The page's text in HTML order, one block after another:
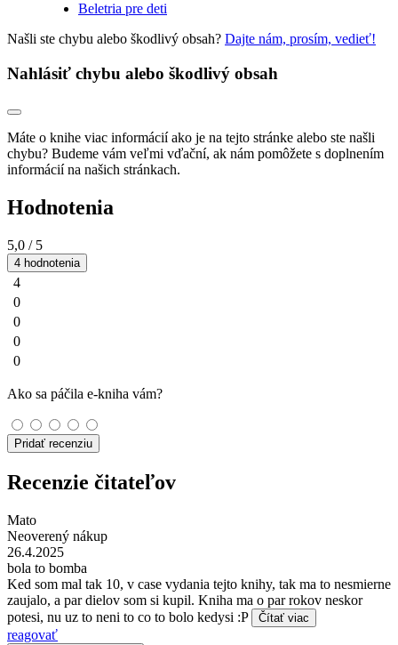
Beletria pre deti
Našli ste chybu alebo škodlivý obsah? Dajte nám, prosím, vedieť!
Nahlásiť chybu alebo škodlivý obsah
Máte o knihe viac informácií ako je na tejto stránke alebo ste našli
chybu? Budeme vám veľmi vďační, ak nám pomôžete s doplnením
informácií na našich stránkach.
Hodnotenia
5,0 / 5
4 hodnotenia
4
0
0
0
0
Ako sa páčila e-kniha vám?
Pridať recenziu
Recenzie čitateľov
Mato
Neoverený nákup
26.4.2025
bola to bomba
Ked som mal tak 10, v case vydania tejto knihy, tak ma to nesmierne
zaujalo, a par dielov som si kupil. Kniha ma o par rokov neskor
potesi, nu uz to neni to co to bolo kedysi :P
Čítať viac
reagovať